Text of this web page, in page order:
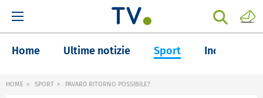
Home Ultime notizie Sport Inchieste
HOME SPORT PAVARD RITORNO POSSIBILE?